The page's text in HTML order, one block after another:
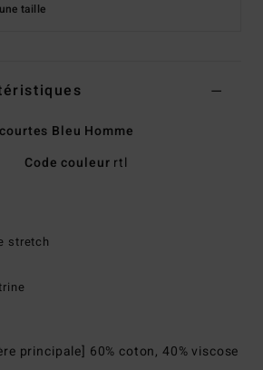
taille
Bleu Homme
Code couleur rtl
stretch
principale] 60% coton, 40% viscose